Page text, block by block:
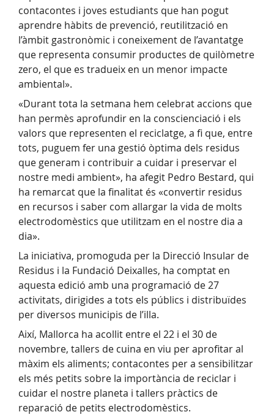
contacontes i joves estudiants que han pogut
aprendre hàbits de prevenció, reutilització en
l’àmbit gastronòmic i coneixement de l’avantatge
que representa consumir productes de quilòmetre
zero, el que es tradueix en un menor impacte
ambiental».
«Durant tota la setmana hem celebrat accions que
han permès aprofundir en la conscienciació i els
valors que representen el reciclatge, a fi que, entre
tots, puguem fer una gestió òptima dels residus
que generam i contribuir a cuidar i preservar el
nostre medi ambient», ha afegit Pedro Bestard, qui
ha remarcat que la finalitat és «convertir residus
en recursos i saber com allargar la vida de molts
electrodomèstics que utilitzam en el nostre dia a
dia».
La iniciativa, promoguda per la Direcció Insular de
Residus i la Fundació Deixalles, ha comptat en
aquesta edició amb una programació de 27
activitats, dirigides a tots els públics i distribuïdes
per diversos municipis de l’illa.
Així, Mallorca ha acollit entre el 22 i el 30 de
novembre, tallers de cuina en viu per aprofitar al
màxim els aliments; contacontes per a sensibilitzar
els més petits sobre la importància de reciclar i
cuidar el nostre planeta i tallers pràctics de
reparació de petits electrodomèstics.